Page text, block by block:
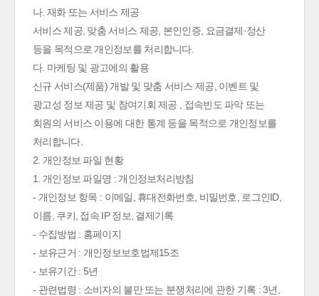
나. 재화 또는 서비스 제공
서비스 제공, 맞춤 서비스 제공, 본인인증, 요금결제·정산
등을 목적으로 개인정보를 처리합니다.
다. 마케팅 및 광고에의 활용
신규 서비스(제품) 개발 및 맞춤 서비스 제공, 이벤트 및
광고성 정보 제공 및 참여기회 제공 , 접속빈도 파악 또는
회원의 서비스 이용에 대한 통계 등을 목적으로 개인정보를
처리합니다.
2. 개인정보 파일 현황
1. 개인정보 파일명 : 개인정보처리방침
- 개인정보 항목 : 이메일, 휴대전화번호, 비밀번호, 로그인ID,
이름, 쿠키, 접속 IP 정보, 결제기록
- 수집방법 : 홈페이지
- 보유근거 : 개인정보보호법제15조
- 보유기간 : 5년
- 관련법령 : 소비자의 불만 또는 분쟁처리에 관한 기록 : 3년,